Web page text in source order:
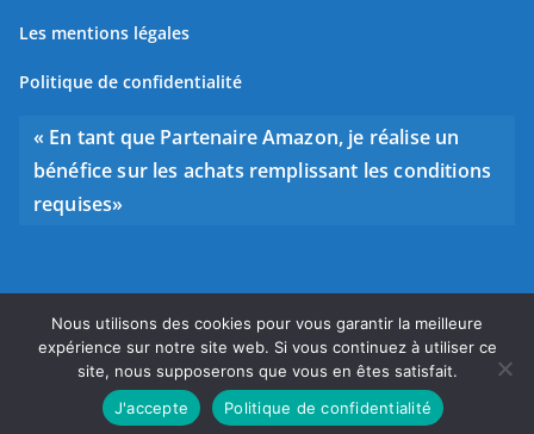
Les mentions légales
Politique de confidentialité
« En tant que Partenaire Amazon, je réalise un
bénéfice sur les achats remplissant les conditions
requises»
Copyright © 2026 Bien choisir sa guitare. Tous droits
réservés.
ColorMagpar ThemeGrill. Propulsé parWordPress
Nous utilisons des cookies pour vous garantir la meilleure
expérience sur notre site web. Si vous continuez à utiliser ce
site, nous supposerons que vous en êtes satisfait.
J'accepte
Politique de confidentialité